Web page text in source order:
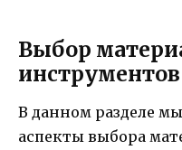
Выбор
инструментов
В данном разделе
аспекты выбора